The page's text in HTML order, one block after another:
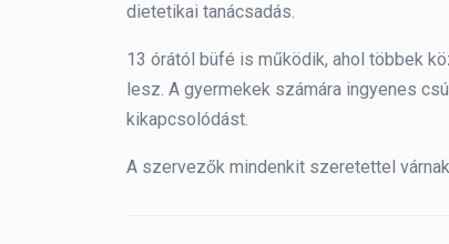
dietetikai tanácsadás.
13 órától büfé is működik, ahol többek
lesz. A gyermekek számára ingyenes
kikapcsolódást.
A szervezők mindenkit szeretettel